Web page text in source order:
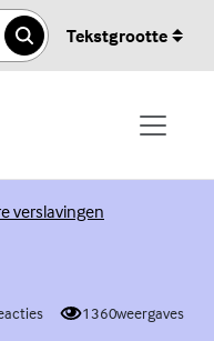
Zoeken
Tekstgrootte
verslavingen
1360weergaves